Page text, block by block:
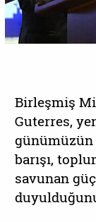
Birleşmiş
Guterres,
günümüzün
barışı,
savunan